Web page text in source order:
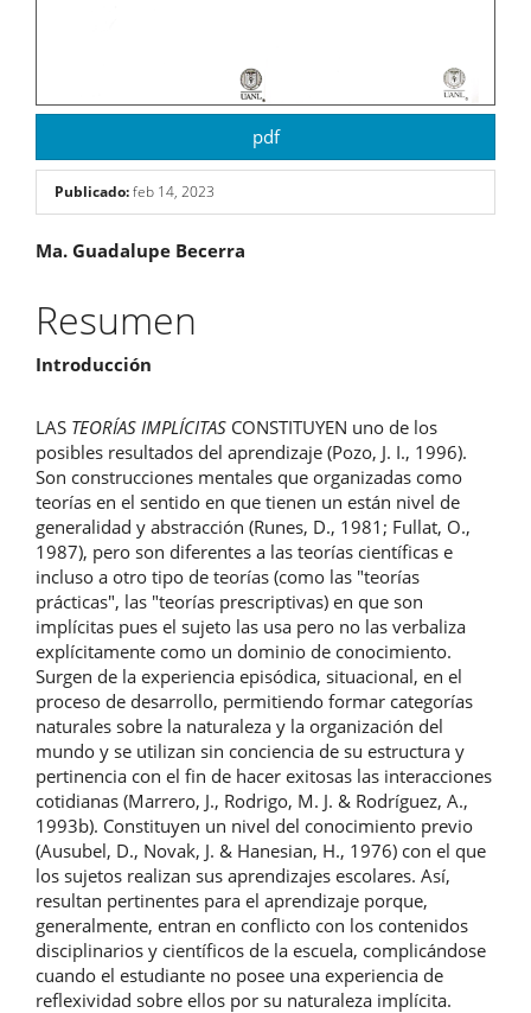
pdf
Publicado:feb 14, 2023
Contenido
principal
del
artículo
Ma. Guadalupe Becerra
Resumen
Introducción
LAS TEORÍAS IMPLÍCITAS CONSTITUYEN uno de los
posibles resultados del aprendizaje (Pozo, J. I., 1996).
Son construcciones mentales que organizadas como
teorías en el sentido en que tienen un están nivel de
generalidad y abstracción (Runes, D., 1981; Fullat, O.,
1987), pero son diferentes a las teorías científicas e
incluso a otro tipo de teorías (como las "teorías
prácticas", las "teorías prescriptivas) en que son
implícitas pues el sujeto las usa pero no las verbaliza
explícitamente como un dominio de conocimiento.
Surgen de la experiencia episódica, situacional, en el
proceso de desarrollo, permitiendo formar categorías
naturales sobre la naturaleza y la organización del
mundo y se utilizan sin conciencia de su estructura y
pertinencia con el fin de hacer exitosas las interacciones
cotidianas (Marrero, J., Rodrigo, M. J. & Rodríguez, A.,
1993b). Constituyen un nivel del conocimiento previo
(Ausubel, D., Novak, J. & Hanesian, H., 1976) con el que
los sujetos realizan sus aprendizajes escolares. Así,
resultan pertinentes para el aprendizaje porque,
generalmente, entran en conflicto con los contenidos
disciplinarios y científicos de la escuela, complicándose
cuando el estudiante no posee una experiencia de
reflexividad sobre ellos por su naturaleza implícita.